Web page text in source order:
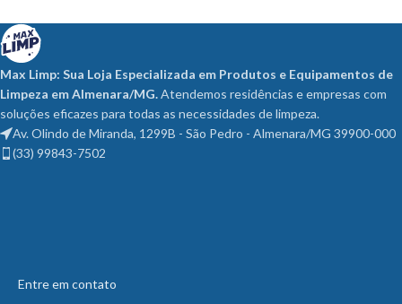
Max Limp: Sua Loja Especializada em Produtos e Equipamentos de
Limpeza em Almenara/MG.Atendemos residências e empresas com
soluções eficazes para todas as necessidades de limpeza.
Av. Olindo de Miranda, 1299B - São Pedro - Almenara/MG 39900-000
(33) 99843-7502
Entre em contato